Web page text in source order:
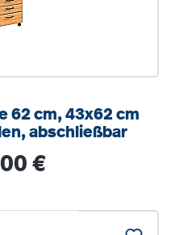
62 cm, 43x62 cm
abschließbar
Preis:
€